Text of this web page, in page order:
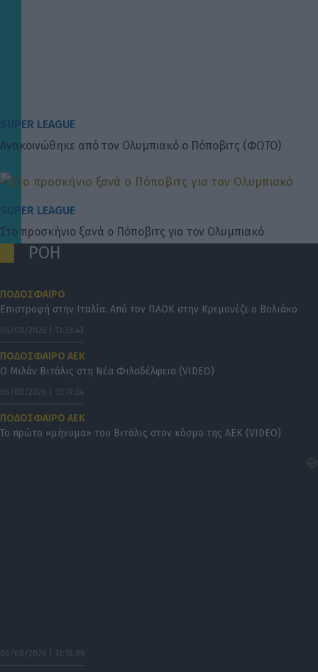
SUPER LEAGUE
Ανακοινώθηκε από τον Ολυμπιακό ο Πόποβιτς (ΦΩΤΟ)
SUPER LEAGUE
Στο προσκήνιο ξανά ο Πόποβιτς για τον Ολυμπιακό
ΡΟΗ
ΠΟΔΟΣΦΑΙΡΟ
Επιστροφή στην Ιταλία: Από τον ΠΑΟΚ στην Κρεμονέζε ο Βολιάκο
06/08/2026 | 13:33:43
ΠΟΔΟΣΦΑΙΡΟ ΑΕΚ
Ο Μιλάν Βιτάλις στη Νέα Φιλαδέλφεια (VIDEO)
06/08/2026 | 13:19:24
ΠΟΔΟΣΦΑΙΡΟ ΑΕΚ
Το πρώτο «μήνυμα» του Βιτάλις στον κόσμο της ΑΕΚ (VIDEO)
06/08/2026 | 13:16:06